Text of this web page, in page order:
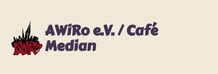
springen
AWiRo e.V. / Café
Median